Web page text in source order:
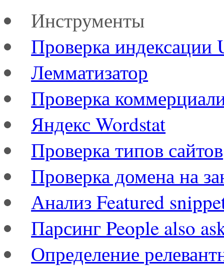
Инструменты
Проверка индексации
Лемматизатор
Проверка
Яндекс Wordstat
Проверка типов сайтов
Проверка домена на
Анализ Featured
Парсинг People also
Определение